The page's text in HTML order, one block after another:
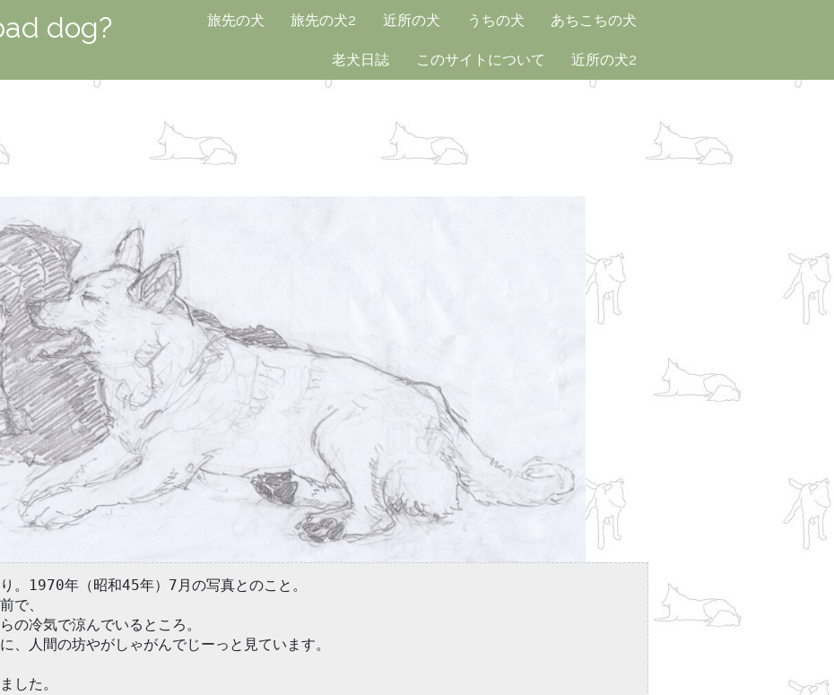
dog? 旅先の犬 旅先の犬2 近所の犬 うちの犬 あちこちの犬
老犬日誌 このサイトについて 近所の犬2
1970年（昭和45年）7月の写真とのこと。
で、
の冷気で涼んでいるところ。
、人間の坊やがしゃがんでじーっと見ています。
した。